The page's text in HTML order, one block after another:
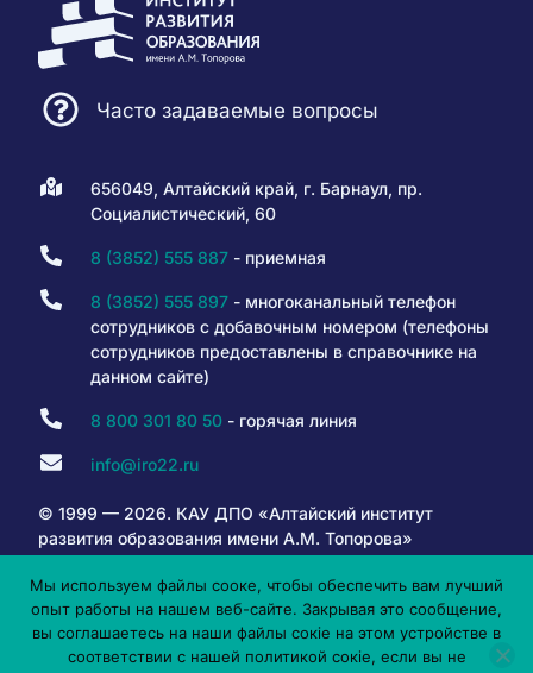
Часто задаваемые вопросы
656049, Алтайский край, г. Барнаул, пр.
Социалистический, 60
8 (3852) 555 887- приемная
8 (3852) 555 897- многоканальный телефон
сотрудников с добавочным номером (телефоны
сотрудников предоставлены в справочнике на
данном сайте)
8 800 301 80 50- горячая линия
info@iro22.ru
© 1999 — 2026. КАУ ДПО «Алтайский институт
развития образования имени А.М. Топорова»
6+
Мы используем файлы сооке, чтобы обеспечить вам лучший
опыт работы на нашем веб-сайте. Закрывая это сообщение,
вы соглашаетесь на наши файлы сокіе на этом устройстве в
соответствии с нашей политикой сокіе, если вы не